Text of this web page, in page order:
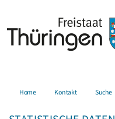
Home Kontakt Suche